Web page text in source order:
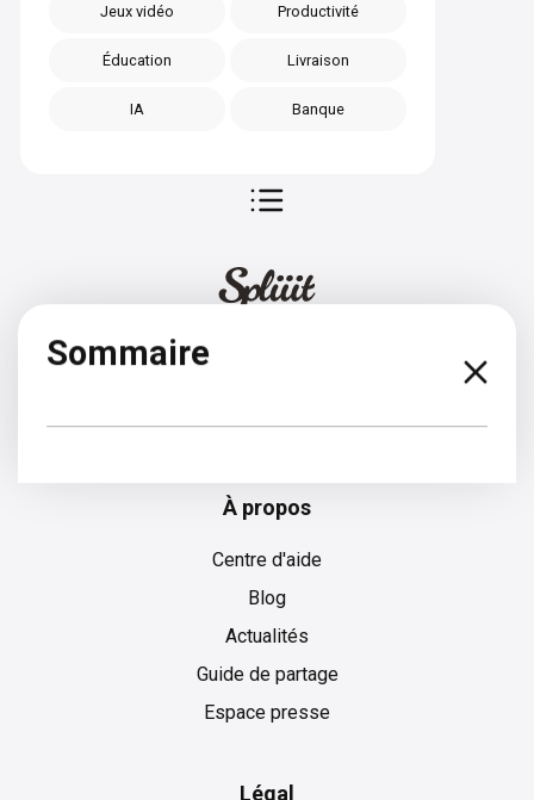
Jeux vidéo Productivité
Éducation Livraison
IA Banque
Sommaire
À propos
Centre d'aide
Blog
Actualités
Guide de partage
Espace presse
Légal